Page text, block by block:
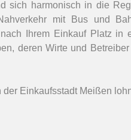
sich harmonisch in die
mit Bus und
Ihrem Einkauf Platz in
deren Wirte und
der Einkaufsstadt Meißen